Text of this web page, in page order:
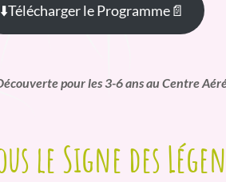
⬇️Télécharger le Programme📄
pour les 3-6 ans au Centre
le Signe des